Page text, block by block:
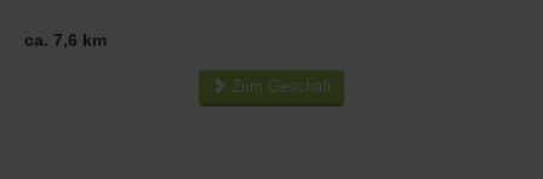
ca. 7,6 km
Zum Geschäft